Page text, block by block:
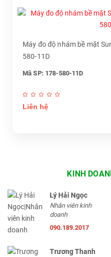
Máy đo độ nhám bề mặt
580-11D
Mã SP: 178-580-11D
Liên hệ
KINH
Lý Hải Ngọc
Nhân viên kinh
doanh
090.189.2017
Trương Thanh